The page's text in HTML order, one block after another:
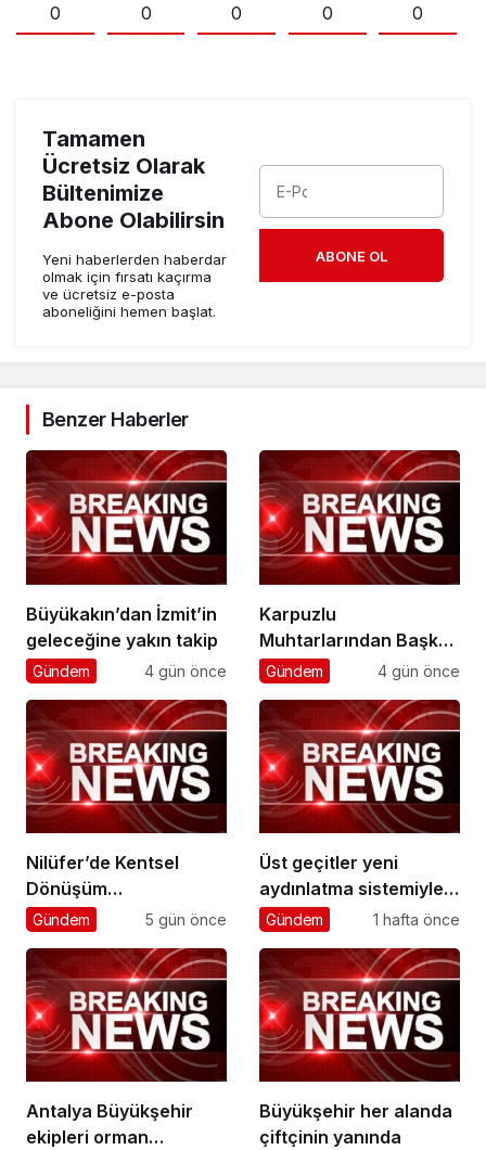
0 0 0 0 0
Tamamen
Ücretsiz Olarak
Bültenimize
Abone Olabilirsin
Yeni haberlerden haberdar
olmak için fırsatı kaçırma
ve ücretsiz e-posta
aboneliğini hemen başlat.
ABONE OL
Benzer Haberler
Büyükakın’dan İzmit’in
geleceğine yakın takip
Gündem 4 gün önce
Karpuzlu
Muhtarlarından Başkan
Çerçioğlu’na Hizmet
Gündem 4 gün önce
Nilüfer’de Kentsel
Dönüşüm
Koordinasyon
Gündem 5 gün önce
Üst geçitler yeni
aydınlatma sistemiyle
daha güvenli
Gündem 1 hafta önce
Antalya Büyükşehir
ekipleri orman
Büyükşehir her alanda
çiftçinin yanında